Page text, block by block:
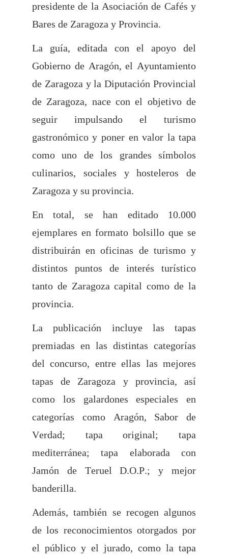
presidente de la Asociación de Cafés y
Bares de Zaragoza y Provincia.
La guía, editada con el apoyo del
Gobierno de Aragón, el Ayuntamiento
de Zaragoza y la Diputación Provincial
de Zaragoza, nace con el objetivo de
seguir impulsando el turismo
gastronómico y poner en valor la tapa
como uno de los grandes símbolos
culinarios, sociales y hosteleros de
Zaragoza y su provincia.
En total, se han editado 10.000
ejemplares en formato bolsillo que se
distribuirán en oficinas de turismo y
distintos puntos de interés turístico
tanto de Zaragoza capital como de la
provincia.
La publicación incluye las tapas
premiadas en las distintas categorías
del concurso, entre ellas las mejores
tapas de Zaragoza y provincia, así
como los galardones especiales en
categorías como Aragón, Sabor de
Verdad; tapa original; tapa
mediterránea; tapa elaborada con
Jamón de Teruel D.O.P.; y mejor
banderilla.
Además, también se recogen algunos
de los reconocimientos otorgados por
el público y el jurado, como la tapa